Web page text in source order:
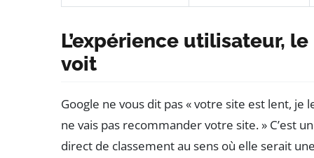
L’expérience utilisateur,
voit
Google ne vous dit pas « votre site est lent, je
ne vais pas recommander votre site. » C’est
direct de classement au sens où elle serait